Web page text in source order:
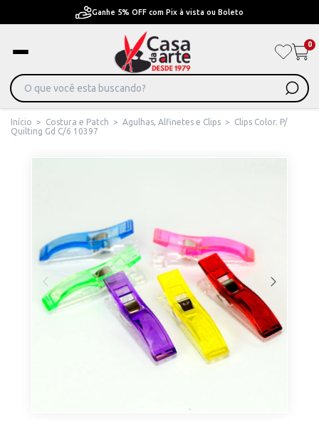
Ganhe 5% OFF com Pix à vista ou Boleto
0
Início > Costura e Patch > Agulhas, Alfinetes e Clips >
Clips Color. P/
Quilting Gd C/6 10397